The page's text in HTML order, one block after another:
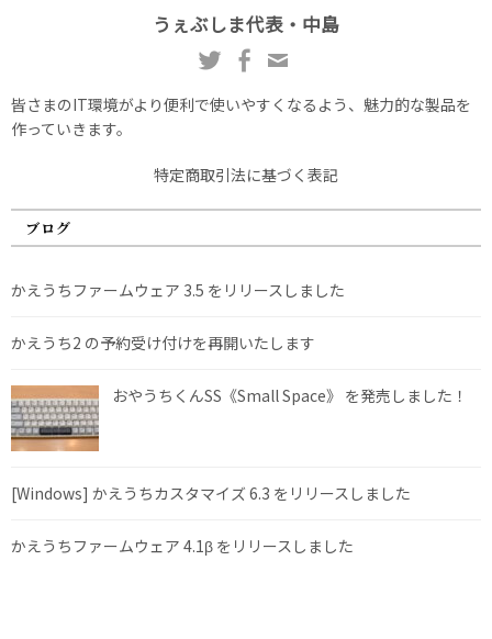
うぇぶしま代表・中島
皆さまのIT環境がより便利で使いやすくなるよう、魅力的な製品を
作っていきます。
特定商取引法に基づく表記
ブログ
かえうちファームウェア 3.5 をリリースしました
かえうち2 の予約受け付けを再開いたします
おやうちくんSS《Small Space》 を発売しました！
[Windows] かえうちカスタマイズ 6.3 をリリースしました
かえうちファームウェア 4.1β をリリースしました